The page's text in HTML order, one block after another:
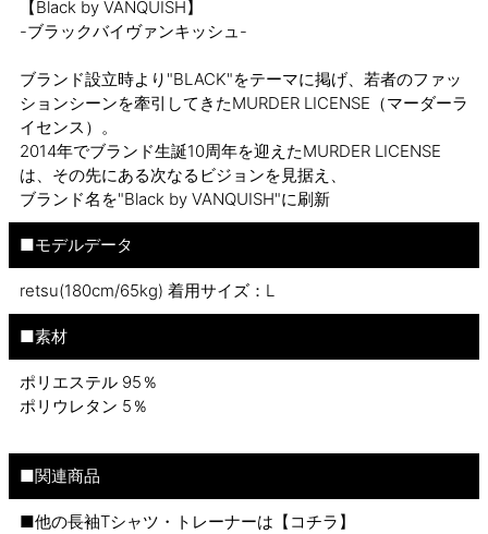
【Black by VANQUISH】
-ブラックバイヴァンキッシュ-
ブランド設立時より"BLACK"をテーマに掲げ、若者のファッ
ションシーンを牽引してきたMURDER LICENSE（マーダーラ
イセンス）。
2014年でブランド生誕10周年を迎えたMURDER LICENSE
は、その先にある次なるビジョンを見据え、
ブランド名を"Black by VANQUISH"に刷新
■モデルデータ
retsu(180cm/65kg) 着用サイズ：L
■素材
ポリエステル 95％
ポリウレタン 5％
■関連商品
■他の長袖Tシャツ・トレーナーは【 コチラ 】